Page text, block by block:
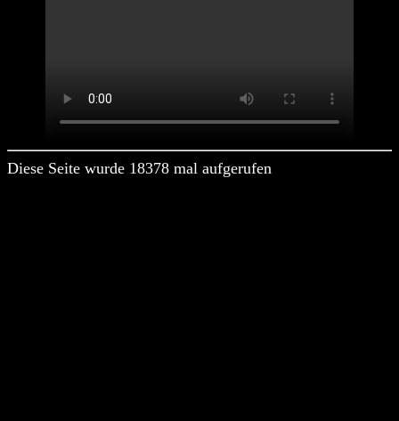
Diese Seite wurde 18378 mal aufgerufen